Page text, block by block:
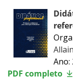
Ano:
PDF completo